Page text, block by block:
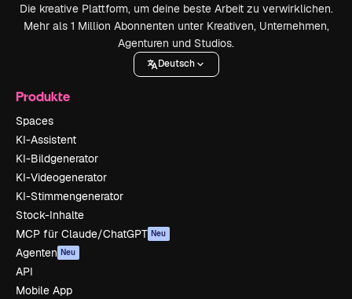
Die kreative Plattform, um deine beste Arbeit zu verwirklichen.
Mehr als 1 Million Abonnenten unter Kreativen, Unternehmen,
Agenturen und Studios.
Deutsch
Produkte
Spaces
KI-Assistent
KI-Bildgenerator
KI-Videogenerator
KI-Stimmengenerator
Stock-Inhalte
MCP für Claude/ChatGPT Neu
Agenten Neu
API
Mobile App